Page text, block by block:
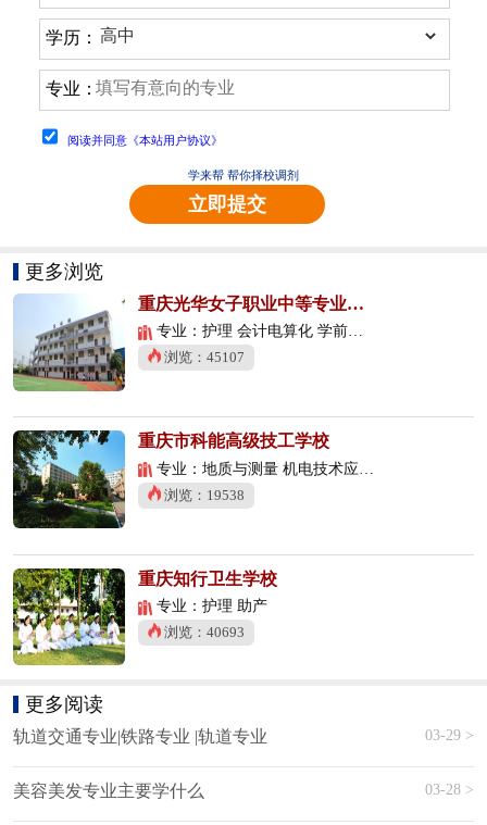
学历：
专业：
阅读并同意《本站用户协议》
学来帮 帮你择校调剂
立即提交
更多浏览
重庆光华女子职业中等专业学校
专业：护理 会计电算化 学前教育
浏览：45107
重庆市科能高级技工学校
专业：地质与测量 机电技术应用 数控技术应用
浏览：19538
重庆知行卫生学校
专业：护理 助产
浏览：40693
更多阅读
轨道交通专业|铁路专业 |轨道专业 03-29 >
美容美发专业主要学什么 03-28 >